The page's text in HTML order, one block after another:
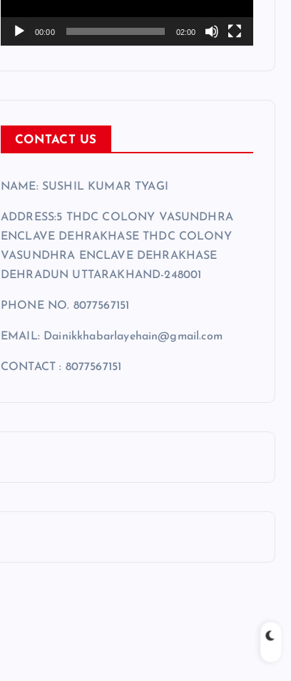
a
00:00 02:00
CONTACT US
NAME: SUSHIL KUMAR TYAGI
ADDRESS:5 THDC COLONY VASUNDHRA
ENCLAVE DEHRAKHASE THDC COLONY
VASUNDHRA ENCLAVE DEHRAKHASE
DEHRADUN UTTARAKHAND-248001
PHONE NO. 8077567151
EMAIL: Dainikkhabarlayehain@gmail.com
CONTACT : 8077567151